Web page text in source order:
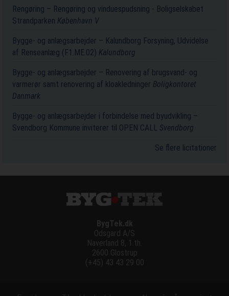
Rengøring – Rengøring og vinduespudsning - Boligselskabet
Strandparken København V
Bygge- og anlægsarbejder – Kalundborg Forsyning, Udvidelse
af Renseanlæg (F1.ME.02) Kalundborg
Bygge- og anlægsarbejder – Renovering af brugsvand- og
varmerør samt renovering af kloakledninger Boligkontoret
Danmark
Bygge- og anlægsarbejder i forbindelse med byudvikling –
Svendborg Kommune inviterer til OPEN CALL Svendborg
Se flere licitationer
BygTek.dk
Odsgard A/S
Naverland 8, 1.th.
2600 Glostrup
(+45) 43 43 29 00